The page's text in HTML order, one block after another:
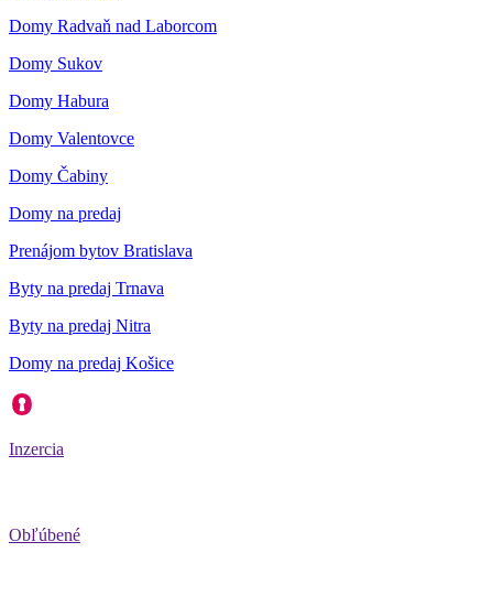
Domy Radvaň nad Laborcom
Domy Sukov
Domy Habura
Domy Valentovce
Domy Čabiny
Domy na predaj
Prenájom bytov Bratislava
Byty na predaj Trnava
Byty na predaj Nitra
Domy na predaj Košice
Inzercia
Obľúbené